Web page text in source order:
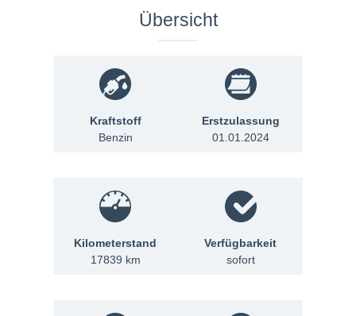
Übersicht
Kraftstoff
Benzin
Erstzulassung
01.01.2024
Kilometerstand
17839 km
Verfügbarkeit
sofort